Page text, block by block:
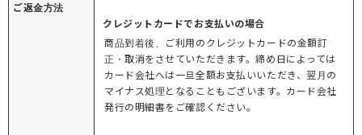
ご返金方法
クレジットカードでお支払いの場合
商品到着後、ご利用のクレジットカードの金額訂
正・取消をさせていただきます。締め日によっては
カード会社へは一旦全額お支払いいただき、翌月の
マイナス処理となることもございます。カード会社
発行の明細書をご確認ください。